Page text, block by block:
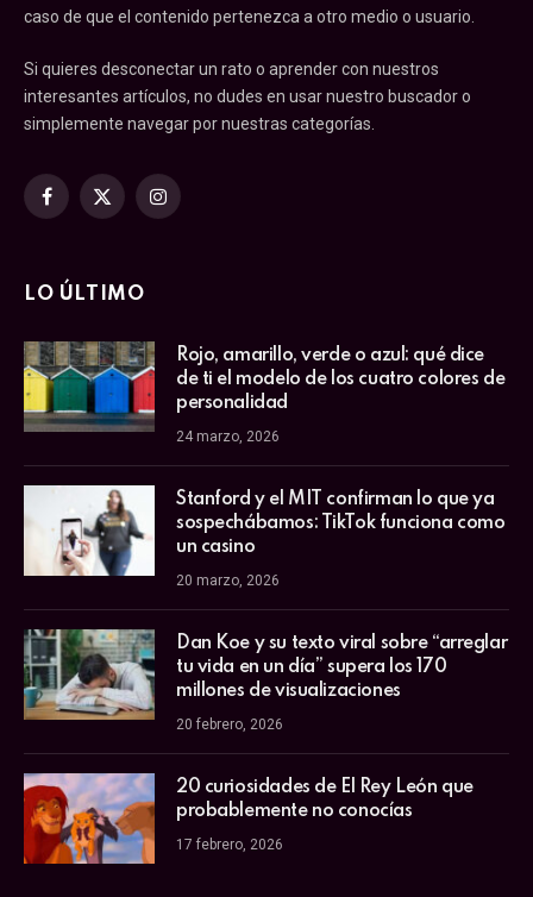
caso de que el contenido pertenezca a otro medio o usuario.
Si quieres desconectar un rato o aprender con nuestros
interesantes artículos, no dudes en usar nuestro buscador o
simplemente navegar por nuestras categorías.
Facebook
X
Instagram
LO ÚLTIMO
Rojo, amarillo, verde o azul: qué dice
de ti el modelo de los cuatro colores de
personalidad
24 marzo, 2026
Stanford y el MIT confirman lo que ya
sospechábamos: TikTok funciona como
un casino
20 marzo, 2026
Dan Koe y su texto viral sobre “arreglar
tu vida en un día” supera los 170
millones de visualizaciones
20 febrero, 2026
20 curiosidades de El Rey León que
probablemente no conocías
17 febrero, 2026